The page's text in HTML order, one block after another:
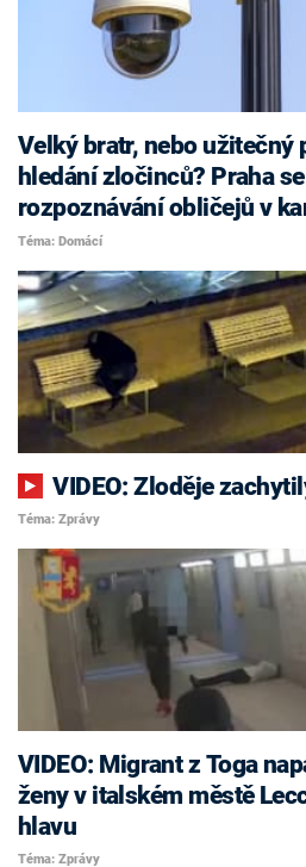
Velký bratr, nebo užitečný
hledání zločinců? Praha
rozpoznávání obličejů v
systémech
Téma: Domácí
VIDEO: Zloděje
Téma: Zprávy
VIDEO: Migrant z Toga
ženy v italském městě
hlavu
Téma: Zprávy